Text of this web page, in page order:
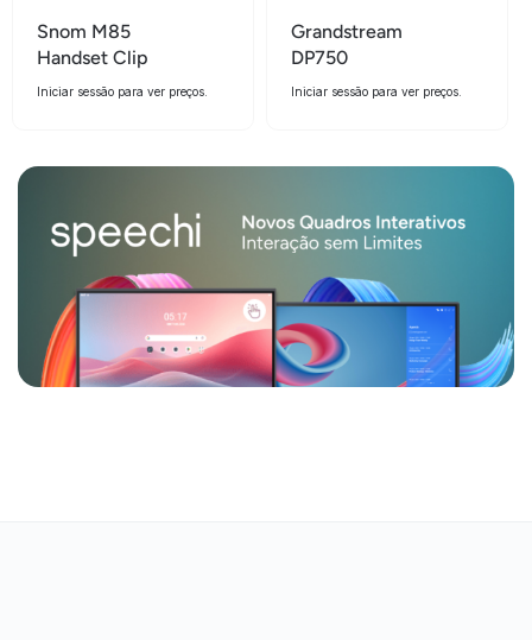
Snom M85
Handset Clip
Iniciar sessão para ver preços.
Grandstream
DP750
Iniciar sessão para ver preços.